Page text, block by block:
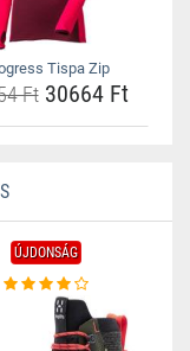
Tispa Zip
Ft30664 Ft
ÚJDONSÁG